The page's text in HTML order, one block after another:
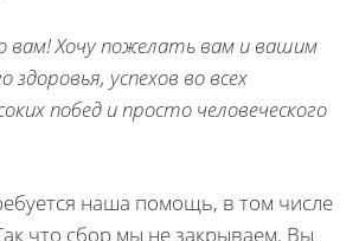
вам! Хочу пожелать вам и вашим
здоровья, успехов во всех
побед и просто человеческого
наша помощь, в том числе
что сбор мы не закрываем. Вы